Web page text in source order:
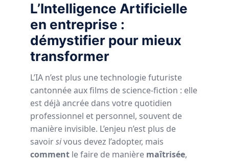
L’Intelligence Artificielle
en entreprise :
démystifier pour mieux
transformer
L’IA n’est plus une technologie futuriste
cantonnée aux films de science-fiction : elle
est déjà ancrée dans votre quotidien
professionnel et personnel, souvent de
manière invisible. L’enjeu n’est plus de
savoirsivous devez l’adopter, mais
comment le faire de manière maîtrisée,